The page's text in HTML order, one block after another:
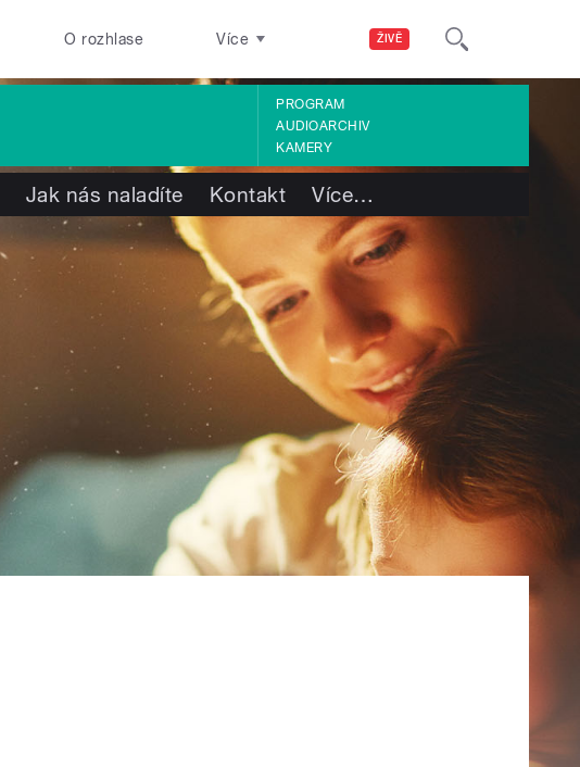
ŽIVĚ
O rozhlase Více
PROGRAM
AUDIOARCHIV
KAMERY
Jak nás naladíte Kontakt Více…